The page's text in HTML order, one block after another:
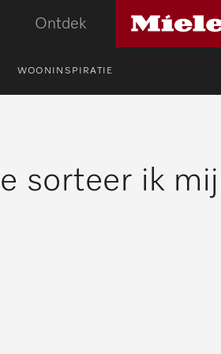
Ontdek
logo
WOONINSPIRATIE
sorteer ik